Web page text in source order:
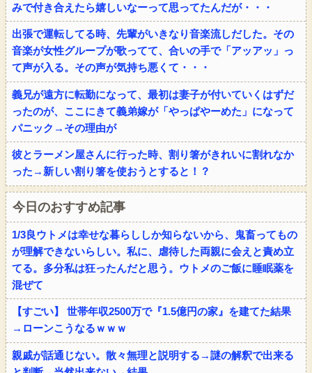
みで付き合えたら嬉しいなーって思ってたんだが・・・
出張で運転してる時、先輩がいきなり音楽流しだした。その
音楽が女性グループが歌ってて、合いの手で「アッアッ」っ
て声が入る。その声が気持ち悪くて・・・
義兄が遠方に転勤になって、最初は妻子が付いていくはずだ
ったのが、ここにきて義弟嫁が「やっぱやーめた」になって
パニック→その理由が
彼とラーメン屋さんに行った時、割り箸がきれいに割れなか
った→新しい割り箸を使おうとすると！？
今日のおすすめ記事
1/3良ウトメは幸せな暮らししか知らないから、鬼畜ってもの
が理解できないらしい。私に、虐待した両親に会えと責め立
てる。多分私は狂ったんだと思う。ウトメのご飯に睡眠薬を
混ぜて
【すごい】 世帯年収2500万で『1.5億円の家』を建てた結果
→ローンこうなるｗｗｗ
親戚が話通じない。散々無理と説明する→謎の解釈で出来る